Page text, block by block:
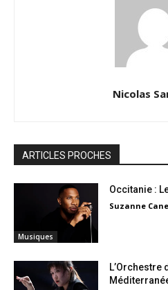
Nicolas
ARTICLES PROCHES
Musiques
Occitanie :
Suzanne
L’Orchestre